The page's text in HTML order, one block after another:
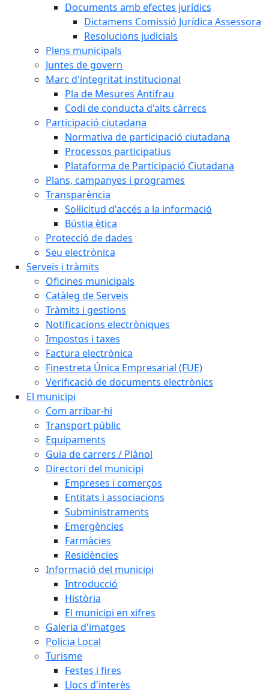
Documents amb efectes jurídics
Dictamens Comissió Jurídica Assessora
Resolucions judicials
Plens municipals
Juntes de govern
Marc d'integritat institucional
Pla de Mesures Antifrau
Codi de conducta d'alts càrrecs
Participació ciutadana
Normativa de participació ciutadana
Processos participatius
Plataforma de Participació Ciutadana
Plans, campanyes i programes
Transparència
Sol·licitud d'accés a la informació
Bústia ètica
Protecció de dades
Seu electrònica
Serveis i tràmits
Oficines municipals
Catàleg de Serveis
Tràmits i gestions
Notificacions electròniques
Impostos i taxes
Factura electrònica
Finestreta Única Empresarial (FUE)
Verificació de documents electrònics
El municipi
Com arribar-hi
Transport públic
Equipaments
Guia de carrers / Plànol
Directori del municipi
Empreses i comerços
Entitats i associacions
Subministraments
Emergències
Farmàcies
Residències
Informació del municipi
Introducció
Història
El municipi en xifres
Galeria d'imatges
Policia Local
Turisme
Festes i fires
Llocs d'interès